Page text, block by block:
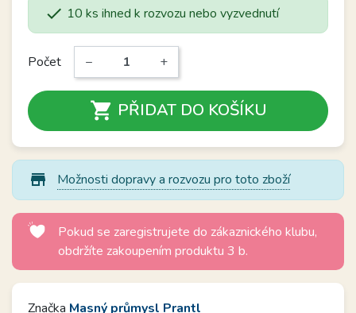
 10 ks ihned k rozvozu nebo vyzvednutí
Počet − +
 PŘIDAT DO KOŠÍKU
store_mall_directory Možnosti dopravy a rozvozu pro toto zboží
Pokud se zaregistrujete do zákaznického klubu,
obdržíte zakoupením produktu 3 b.
Značka Masný průmysl Prantl